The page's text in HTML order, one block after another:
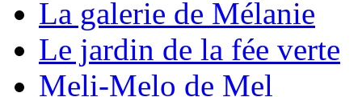
La galerie de Mélanie
Le jardin de la fée verte
Meli-Melo de Mel